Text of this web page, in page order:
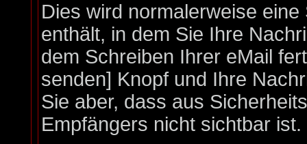
Dies wird normalerweise
enthält, in dem Sie Ihre
dem Schreiben Ihrer eMail
senden] Knopf und Ihre
Sie aber, dass aus
Empfängers nicht sichtbar ist.